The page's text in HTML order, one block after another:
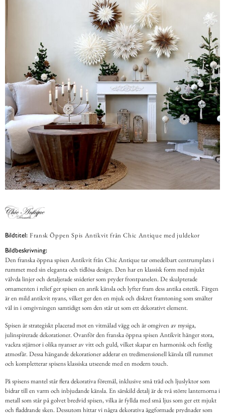
Bildtitel: Fransk Öppen Spis Antikvit från Chic Antique med juldekor
Bildbeskrivning:
Den franska öppna spisen Antikvit från Chic Antique tar omedelbart centrumplats i
rummet med sin eleganta och tidlösa design. Den har en klassisk form med mjukt
välvda linjer och detaljerade sniderier som pryder frontpanelen. De skulpterade
ornamenten i relief ger spisen en anrik känsla och lyfter fram dess antika estetik. Färgen
är en mild antikvit nyans, vilket ger den en mjuk och diskret framtoning som smälter
väl in i omgivningen samtidigt som den står ut som ett dekorativt element.
Spisen är strategiskt placerad mot en vitmålad vägg och är omgiven av mysiga,
julinspirerade dekorationer. Ovanför den franska öppna spisen Antikvit hänger stora,
vackra stjärnor i olika nyanser av vitt och guld, vilket skapar en harmonisk och festlig
atmosfär. Dessa hängande dekorationer adderar en tredimensionell känsla till rummet
och kompletterar spisens klassiska utseende med en modern touch.
På spisens mantel står flera dekorativa föremål, inklusive små träd och ljuslyktor som
bidrar till en varm och inbjudande känsla. En särskild detalj är de två större lanternorna i
metall som står på golvet bredvid spisen, vilka är fyllda med små ljus som ger ett mjukt
och fladdrande sken. Dessutom hittar vi några dekorativa äggformade prydnader som